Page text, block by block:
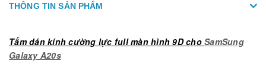
THÔNG TIN SẢN PHẨM
Tấm dán kính cường lực full màn hình 9D cho SamSung
Galaxy A20s